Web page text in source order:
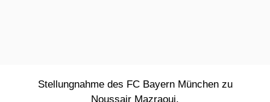
Stellungnahme des FC Bayern München zu
Noussair Mazraoui.